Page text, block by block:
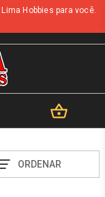
Hobbies para você.
ORDENAR